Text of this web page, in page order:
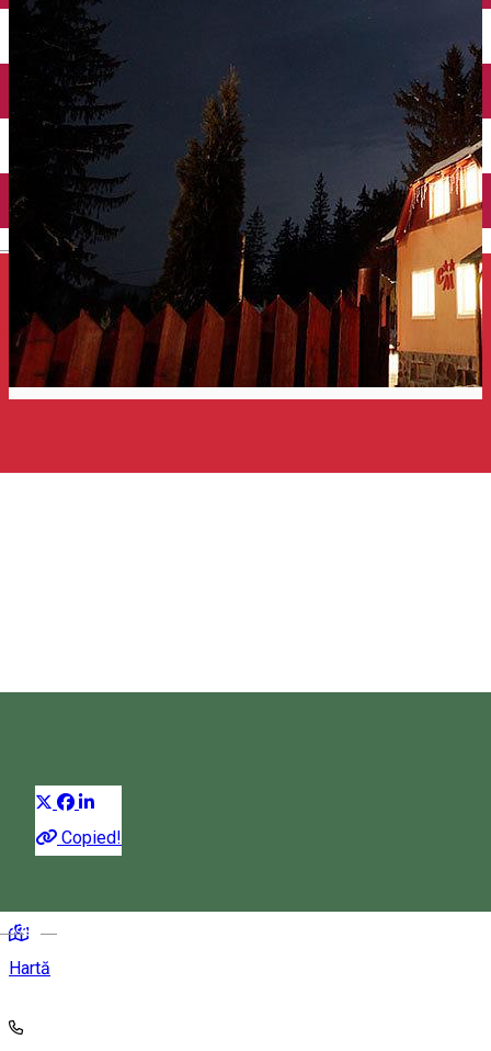
English
Magyar
Închirieri auto
Închirieri de biciclete
Copied!
Hartă